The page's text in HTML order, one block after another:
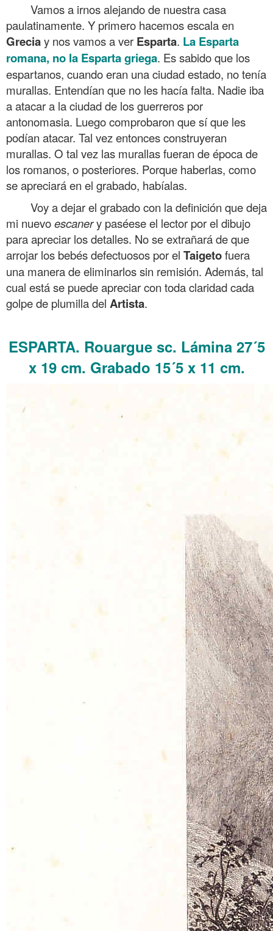
Vamos a irnos alejando de nuestra casa
paulatinamente. Y primero hacemos escala en
Greciay nos vamos a ver Esparta. La Esparta
romana, no la Esparta griega. Es sabido que los
espartanos, cuando eran una ciudad estado, no tenía
murallas. Entendían que no les hacía falta. Nadie iba
a atacar a la ciudad de los guerreros por
antonomasia. Luego comprobaron que sí que les
podían atacar. Tal vez entonces construyeran
murallas. O tal vez las murallas fueran de época de
los romanos, o posteriores. Porque haberlas, como
se apreciará en el grabado, habíalas.
Voy a dejar el grabado con la definición que deja
mi nuevoescanery paséese el lector por el dibujo
para apreciar los detalles. No se extrañará de que
arrojar los bebés defectuosos por el Taigetofuera
una manera de eliminarlos sin remisión. Además, tal
cual está se puede apreciar con toda claridad cada
golpe de plumilla del Artista.
ESPARTA. Rouargue sc. Lámina 27´5
x 19 cm. Grabado 15´5 x 11 cm.